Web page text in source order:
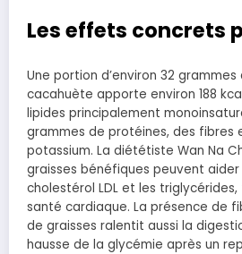
Les effets concrets
Une portion d’environ 32
cacahuète apporte environ 188
lipides principalement
grammes de protéines, des fibres
potassium. La diététiste Wan Na
graisses bénéfiques peuvent
cholestérol LDL et les
santé cardiaque. La présence de
de graisses ralentit aussi la
hausse de la glycémie après un